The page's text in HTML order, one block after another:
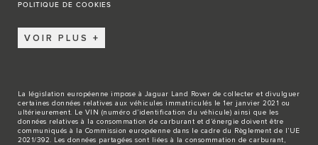
POLITIQUE DE COOKIES
VOIR PLUS
La législation européenne impose à Jaguar Land Rover de collecter et divulguer
certaines données relatives aux véhicules immatriculés le 1er janvier 2021 ou
ultérieurement. Le VIN (numéro d’identification du véhicule) ainsi que les
données relatives à la consommation de carburant et d’énergie doivent être
communiqués à la Commission européenne dans le cadre du Règlement de l’UE
2021/392. Les données partagées sont liées à la consommation de carburant,